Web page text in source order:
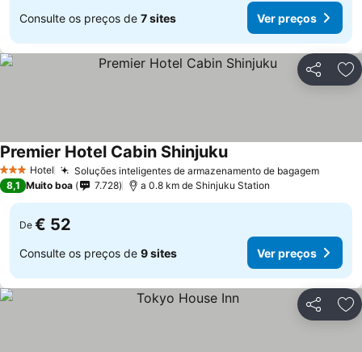
Consulte os preços de 7 sites Ver preços
Partilhar
3 EstrelasHotel Soluções inteligentes de armazenamento de bagagemVer
Premier Hotel Cabin ShinjukuVer preços
8,1 Muito boa 7.728 a 0.8 km de Shinjuku Station
De € 52
Consulte os preços de 9 sites Ver preços
Partilhar